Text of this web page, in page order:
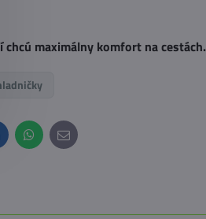
maximálny komfort na cestách.
WhatsApp
E-
mail